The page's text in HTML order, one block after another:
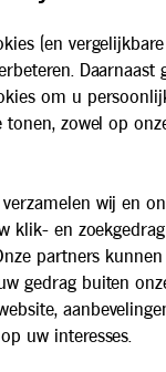
nieuwsbrief en blijf
Thuis!
(en
Daarnaast
om u
tonen, zowel op
verzamelen wij en
klik- en
partners
gedrag buiten
uw interesses.